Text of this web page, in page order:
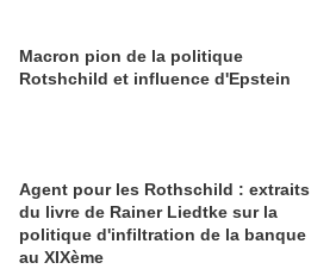
Macron pion de la politique
Rotshchild et influence d'Epstein
Agent pour les Rothschild : extraits
du livre de Rainer Liedtke sur la
politique d'infiltration de la banque
au XIXème